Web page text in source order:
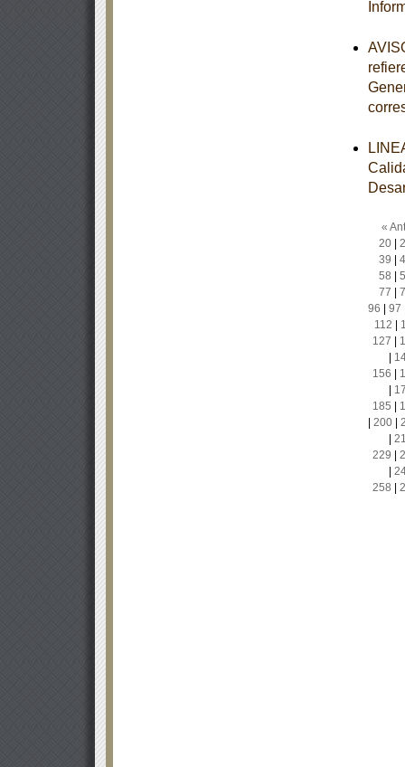
«
20|
39
58
77
96
97
112
127
156
185
200|
229
258